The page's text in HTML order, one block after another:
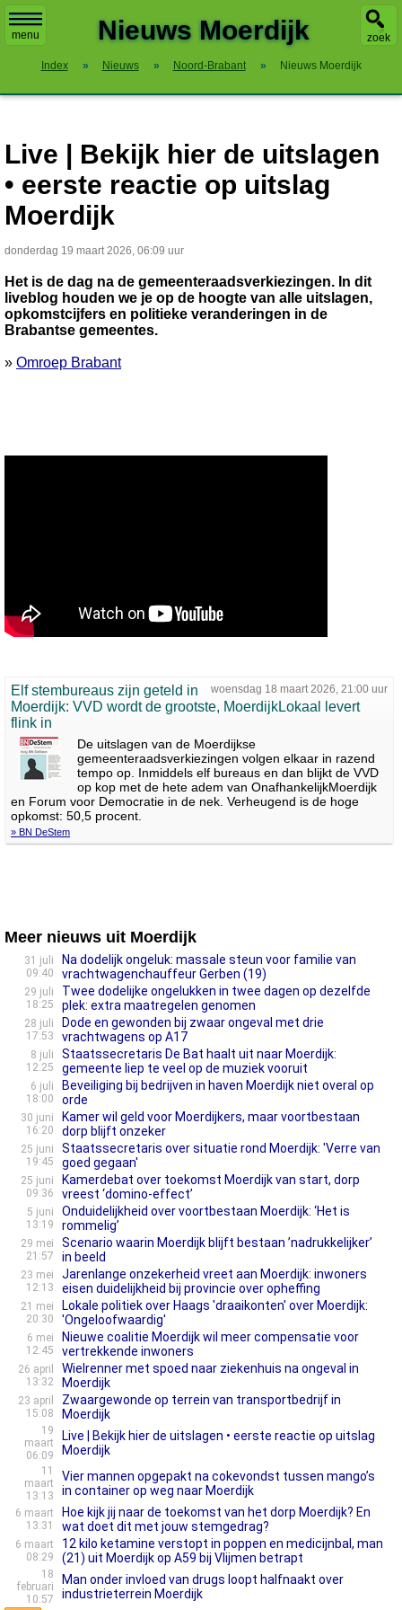
menu zoek
Nieuws Moerdijk
Index » Nieuws » Noord-Brabant » Nieuws Moerdijk
Live | Bekijk hier de uitslagen
• eerste reactie op uitslag
Moerdijk
donderdag 19 maart 2026, 06:09 uur
Het is de dag na de gemeenteraadsverkiezingen. In dit
liveblog houden we je op de hoogte van alle uitslagen,
opkomstcijfers en politieke veranderingen in de
Brabantse gemeentes.
» Omroep Brabant
woensdag 18 maart 2026, 21:00 uur
Elf stembureaus zijn geteld in
Moerdijk: VVD wordt de grootste, MoerdijkLokaal levert
flink in
De uitslagen van de Moerdijkse
gemeenteraadsverkiezingen volgen elkaar in razend
tempo op. Inmiddels elf bureaus en dan blijkt de VVD
op kop met de hete adem van OnafhankelijkMoerdijk
en Forum voor Democratie in de nek. Verheugend is de hoge
opkomst: 50,5 procent.
» BN DeStem
Meer nieuws uit Moerdijk
31 juli
09:40
Na dodelijk ongeluk: massale steun voor familie van
vrachtwagenchauffeur Gerben (19)
29 juli
18:25
Twee dodelijke ongelukken in twee dagen op dezelfde
plek: extra maatregelen genomen
28 juli
17:53
Dode en gewonden bij zwaar ongeval met drie
vrachtwagens op A17
8 juli
12:25
Staatssecretaris De Bat haalt uit naar Moerdijk:
gemeente liep te veel op de muziek vooruit
6 juli
18:00
Beveiliging bij bedrijven in haven Moerdijk niet overal op
orde
30 juni
16:20
Kamer wil geld voor Moerdijkers, maar voortbestaan
dorp blijft onzeker
25 juni
19:45
Staatssecretaris over situatie rond Moerdijk: 'Verre van
goed gegaan'
25 juni
09:36
Kamerdebat over toekomst Moerdijk van start, dorp
vreest ‘domino-effect’
5 juni
13:19
Onduidelijkheid over voortbestaan Moerdijk: ‘Het is
rommelig’
29 mei
21:57
Scenario waarin Moerdijk blijft bestaan ’nadrukkelijker’
in beeld
23 mei
12:13
Jarenlange onzekerheid vreet aan Moerdijk: inwoners
eisen duidelijkheid bij provincie over opheffing
21 mei
20:30
Lokale politiek over Haags 'draaikonten' over Moerdijk:
'Ongeloofwaardig'
6 mei
12:45
Nieuwe coalitie Moerdijk wil meer compensatie voor
vertrekkende inwoners
26 april
13:32
Wielrenner met spoed naar ziekenhuis na ongeval in
Moerdijk
23 april
15:08
Zwaargewonde op terrein van transportbedrijf in
Moerdijk
19
maart
06:09
Live | Bekijk hier de uitslagen • eerste reactie op uitslag
Moerdijk
11
maart
13:13
Vier mannen opgepakt na cokevondst tussen mango’s
in container op weg naar Moerdijk
6 maart
13:31
Hoe kijk jij naar de toekomst van het dorp Moerdijk? En
wat doet dit met jouw stemgedrag?
6 maart
08:29
12 kilo ketamine verstopt in poppen en medicijnbal, man
(21) uit Moerdijk op A59 bij Vlijmen betrapt
18
februari
10:57
Man onder invloed van drugs loopt halfnaakt over
industrieterrein Moerdijk